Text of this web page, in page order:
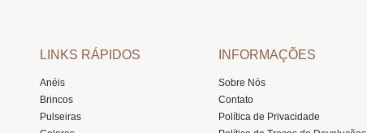
LINKS RÁPIDOS
Anéis
Brincos
Pulseiras
INFORMAÇÕES
Sobre Nós
Contato
Política de Privacidade